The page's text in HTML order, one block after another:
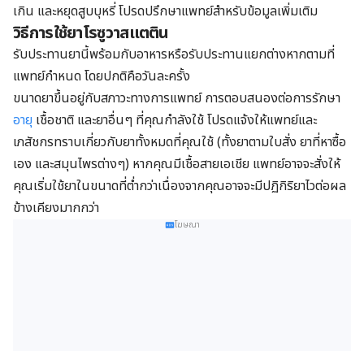
เกิน และหยุดสูบบุหรี่ โปรดปรึกษาแพทย์สำหรับข้อมูลเพิ่มเติม
วิธีการใช้ยาโรซูวาสแตติน
รับประทานยานี้พร้อมกับอาหารหรือรับประทานแยกต่างหากตามที่
แพทย์กำหนด โดยปกติคือวันละครั้ง
ขนาดยาขึ้นอยู่กับสภาวะทางการแพทย์ การตอบสนองต่อการรักษา
อายุ เชื้อชาติ และยาอื่นๆ ที่คุณกำลังใช้ โปรดแจ้งให้แพทย์และ
เภสัชกรทราบเกี่ยวกับยาทั้งหมดที่คุณใช้ (ทั้งยาตามใบสั่ง ยาที่หาซื้อ
เอง และสมุนไพรต่างๆ) หากคุณมีเชื้อสายเอเชีย แพทย์อาจจะสั่งให้
คุณเริ่มใช้ยาในขนาดที่ต่ำกว่าเนื่องจากคุณอาจจะมีปฏิกิริยาไวต่อผล
ข้างเคียงมากกว่า
โฆษณา